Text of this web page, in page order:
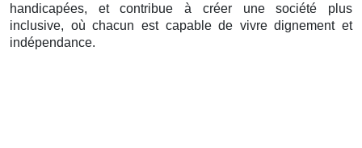
handicapées, et contribue à créer une société plus
inclusive, où chacun est capable de vivre dignement et
indépendance.